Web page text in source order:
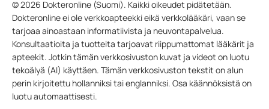
© 2026 Dokteronline (Suomi). Kaikki oikeudet pidätetään.
Dokteronline ei ole verkkoapteekki eikä verkkolääkäri, vaan se
tarjoaa ainoastaan informatiivista ja neuvontapalvelua.
Konsultaatioita ja tuotteita tarjoavat riippumattomat lääkärit ja
apteekit. Jotkin tämän verkkosivuston kuvat ja videot on luotu
tekoälyä (AI) käyttäen. Tämän verkkosivuston tekstit on alun
perin kirjoitettu hollanniksi tai englanniksi. Osa käännöksistä on
luotu automaattisesti.